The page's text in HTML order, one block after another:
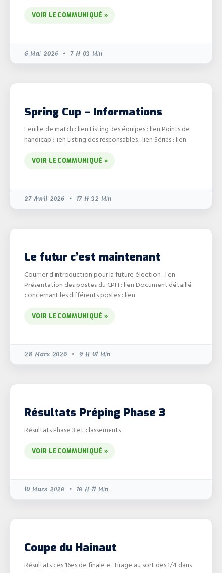
VOIR LE COMMUNIQUÉ »
6 Mai 2026 7 H 03 Min
Spring Cup – Informations
Feuille de match : lien Listing des équipes : lien Points de
handicap : lien Listing des responsables : lien Séries : lien
VOIR LE COMMUNIQUÉ »
27 Avril 2026 17 H 32 Min
Le futur c’est maintenant
Courrier d’introduction pour la future élection : lien
Présentation des postes du CPH : lien Document détaillé
concernant les différents postes : lien
VOIR LE COMMUNIQUÉ »
28 Mars 2026 9 H 01 Min
Résultats Préping Phase 3
Résultats Phase 3 et classements
VOIR LE COMMUNIQUÉ »
10 Mars 2026 16 H 11 Min
Coupe du Hainaut
Résultats des 16es de finale et tirage au sort des 1/4 dans